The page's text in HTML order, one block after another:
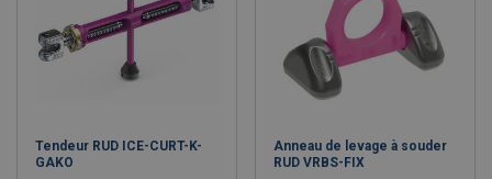
Tendeur RUD ICE-CURT-K-
GAKO
Anneau de levage à souder
RUD VRBS-FIX